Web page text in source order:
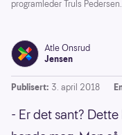
programleder Truls Pedersen.
Atle Onsrud
Jensen
Publisert: 3. april 2018
- Er det sant?